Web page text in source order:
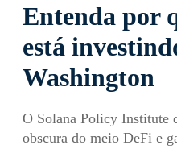
Entenda por
está
Washington
O Solana Policy Institute
obscura do meio DeFi e